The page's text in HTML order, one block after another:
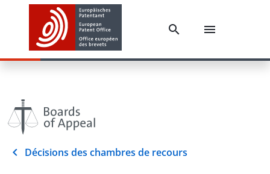
Décisions des chambres de recours